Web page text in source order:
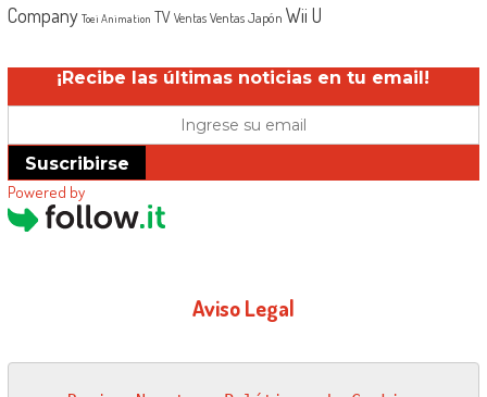
Company Toei Animation TV Ventas Ventas Japón Wii U
¡Recibe las últimas noticias en tu email!
Suscribirse
Powered by
Aviso Legal